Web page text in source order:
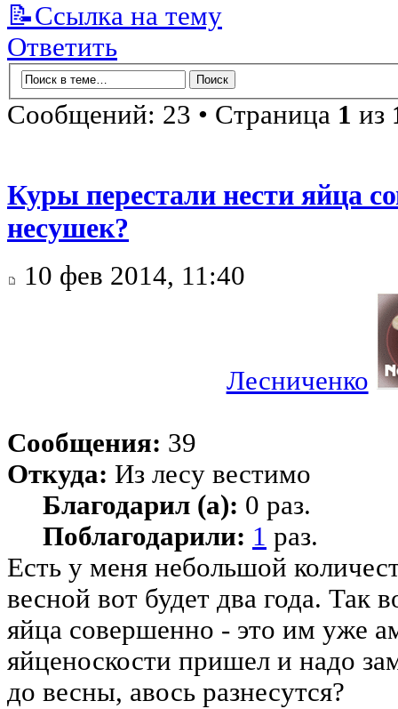
📝Ссылка на тему
Ответить
Сообщений: 23 • Страница 1 из
Куры перестали нести яйца
несушек?
10 фев 2014, 11:40
Лесниченко
Сообщения: 39
Откуда: Из лесу вестимо
Благодарил (а): 0 раз.
Поблагодарили: 1 раз.
Есть у меня небольшой
весной вот будет два года. Так
яйца совершенно - это им уже
яйценоскости пришел и надо
до весны, авось разнесутся?